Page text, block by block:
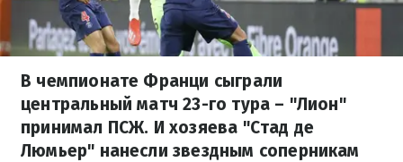
В чемпионате Франци сыграли
центральный матч 23-го тура – "Лион"
принимал ПСЖ. И хозяева "Стад де
Люмьер" нанесли звездным соперникам